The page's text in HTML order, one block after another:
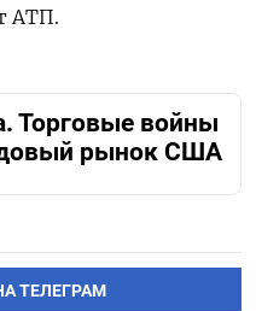
АТП.
Торговые войны
рынок США
ТЕЛЕГРАМ